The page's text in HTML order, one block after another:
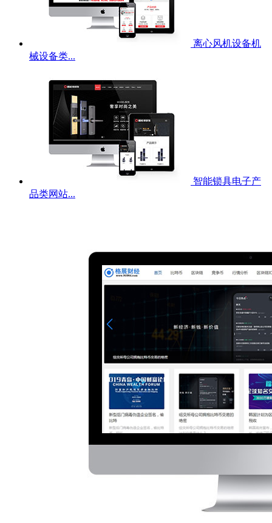
离心风机设备机
械设备类...
智能锁具电子产
品类网站...